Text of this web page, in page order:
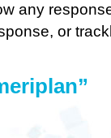
any
, or